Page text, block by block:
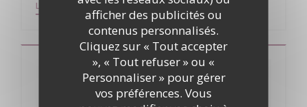
afficher des publicités ou
contenus personnalisés.
Cliquez sur « Tout accepter
», « Tout refuser » ou «
Personnaliser » pour gérer
vos préférences. Vous
LIRE L'ARTICLE((OUVRE UNE NOUVELLE FENÊTRE))
VOIR L'ARTICLE((OUVRE UNE NOUVELLE FENÊTRE))